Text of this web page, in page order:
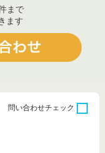
まで
ます
問い合わせチェック